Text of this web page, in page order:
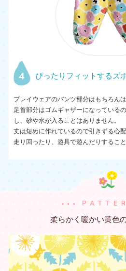
4 ぴったりフィットするズ
プレイウェアのパンツ部分はもちろん
足首部分はゴムギャザーになっている
し、砂や水が入ることはありません。
丈は短めに作れているので引きずる心
走り回ったり、遊具で遊んだりすること
柔らかく暖かい黄色